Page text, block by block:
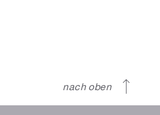
nach oben